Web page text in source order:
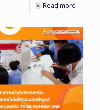
Read more